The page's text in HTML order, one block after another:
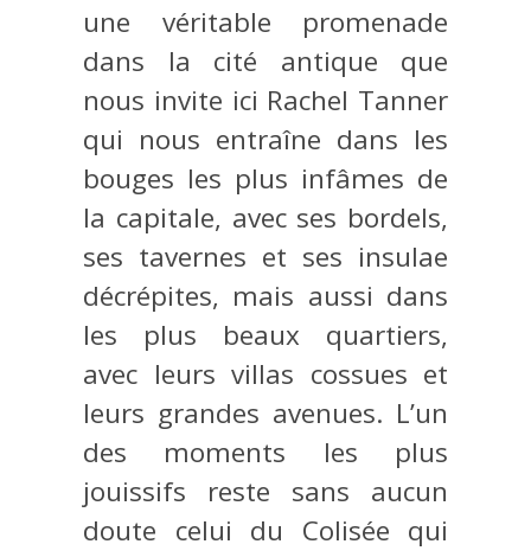
une véritable promenade
dans la cité antique que
nous invite ici Rachel Tanner
qui nous entraîne dans les
bouges les plus infâmes de
la capitale, avec ses bordels,
ses tavernes et ses insulae
décrépites, mais aussi dans
les plus beaux quartiers,
avec leurs villas cossues et
leurs grandes avenues. L’un
des moments les plus
jouissifs reste sans aucun
doute celui du Colisée qui